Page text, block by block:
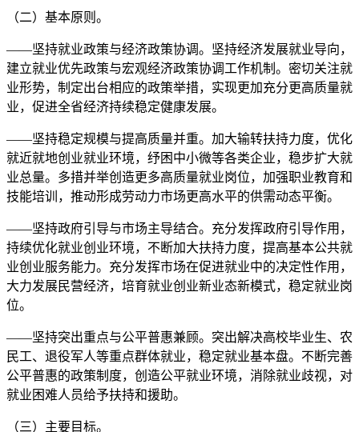
（二）基本原则。
——坚持就业政策与经济政策协调。坚持经济发展就业导向，
建立就业优先政策与宏观经济政策协调工作机制。密切关注就
业形势，制定出台相应的政策举措，实现更加充分更高质量就
业，促进全省经济持续稳定健康发展。
——坚持稳定规模与提高质量并重。加大输转扶持力度，优化
就近就地创业就业环境，纾困中小微等各类企业，稳步扩大就
业总量。多措并举创造更多高质量就业岗位，加强职业教育和
技能培训，推动形成劳动力市场更高水平的供需动态平衡。
——坚持政府引导与市场主导结合。充分发挥政府引导作用，
持续优化就业创业环境，不断加大扶持力度，提高基本公共就
业创业服务能力。充分发挥市场在促进就业中的决定性作用，
大力发展民营经济，培育就业创业新业态新模式，稳定就业岗
位。
——坚持突出重点与公平普惠兼顾。突出解决高校毕业生、农
民工、退役军人等重点群体就业，稳定就业基本盘。不断完善
公平普惠的政策制度，创造公平就业环境，消除就业歧视，对
就业困难人员给予扶持和援助。
（三）主要目标。